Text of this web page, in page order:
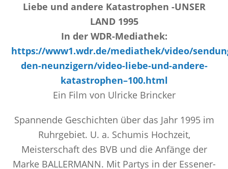
Liebe und andere Katastrophen -UNSER
LAND 1995
In der WDR-Mediathek:
https://www1.wdr.de/mediathek/video/
den-neunzigern/video-liebe-und-andere-
katastrophen–100.html
Ein Film von Ulricke Brincker
Spannende Geschichten über das Jahr 1995 im
Ruhrgebiet. U. a. Schumis Hochzeit,
Meisterschaft des BVB und die Anfänge der
Marke BALLERMANN. Mit Partys in der Essener-